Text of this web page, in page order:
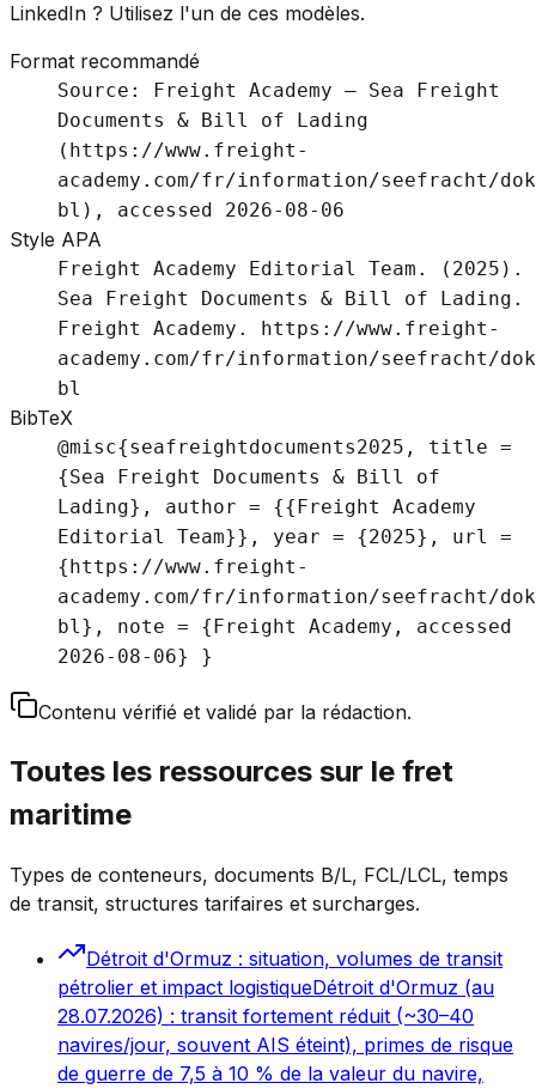
LinkedIn ? Utilisez l'un de ces modèles.
Format recommandé
Source: Freight Academy – Sea Freight
Documents & Bill of Lading
(https://www.freight-
academy.com/fr/information/seefracht/
bl), accessed 2026-08-06
Style APA
Freight Academy Editorial Team. (2025).
Sea Freight Documents & Bill of Lading.
Freight Academy. https://www.freight-
academy.com/fr/information/seefracht/
bl
BibTeX
@misc{seafreightdocuments2025, title =
{Sea Freight Documents & Bill of
Lading}, author = {{Freight Academy
Editorial Team}}, year = {2025}, url =
{https://www.freight-
academy.com/fr/information/seefracht/
bl}, note = {Freight Academy, accessed
2026-08-06} }
Contenu vérifié et validé par la rédaction.
Toutes les ressources sur le fret
maritime
Types de conteneurs, documents B/L, FCL/LCL, temps
de transit, structures tarifaires et surcharges.
Détroit d'Ormuz : situation, volumes de transit
pétrolier et impact logistiqueDétroit d'Ormuz (au
28.07.2026) : transit fortement réduit (~30–40
navires/jour, souvent AIS éteint), primes de risque
de guerre de 7,5 à 10 % de la valeur du navire,